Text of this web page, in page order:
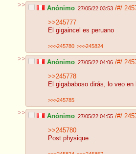
>> Anónimo 27/05/22 03:53 /#/
>>245777
El gigaincel es peruano
>>>245780 >>>245824
>> Anónimo 27/05/22 04:06 /#/
>>245778
El gigababoso dirás, lo veo
>>>245785
>> Anónimo 27/05/22 04:55 /#/
>>245780
Post physique